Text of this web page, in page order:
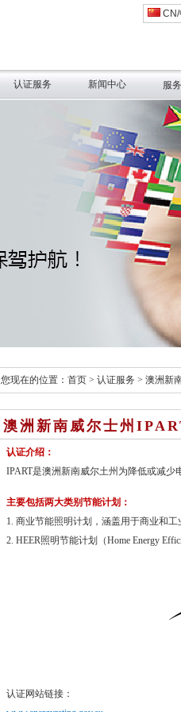
CN/
认证服务 新闻中心 服
您现在的位置： 首页 > 认证服务 > 澳洲新
澳洲新南威尔士州
认证介绍：
IPART是澳洲新南威尔土州为降低或减少
主要包括两大类别节能计划：
1. 商业节能照明计划，涵盖用于商业和工
2. HEER照明节能计划（Home Energy
认证网站链接：